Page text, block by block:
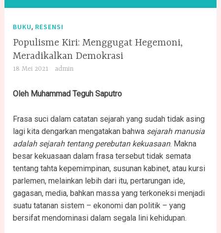
BUKU, RESENSI
Populisme Kiri: Menggugat Hegemoni,
Meradikalkan Demokrasi
18 Mei 2021 admin
Oleh Muhammad Teguh Saputro
Frasa suci dalam catatan sejarah yang sudah tidak asing
lagi kita dengarkan mengatakan bahwa sejarah manusia
adalah sejarah tentang perebutan kekuasaan. Makna
besar kekuasaan dalam frasa tersebut tidak semata
tentang tahta kepemimpinan, susunan kabinet, atau kursi
parlemen, melainkan lebih dari itu, pertarungan ide,
gagasan, media, bahkan massa yang terkoneksi menjadi
suatu tatanan sistem – ekonomi dan politik – yang
bersifat mendominasi dalam segala lini kehidupan.